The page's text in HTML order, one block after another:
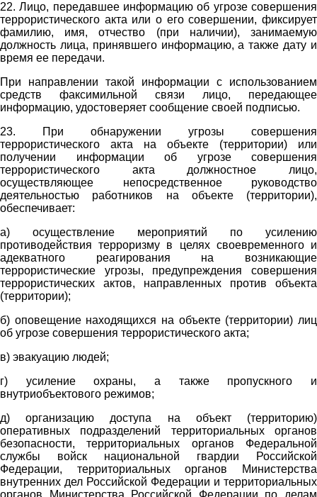
22. Лицо, передавшее информацию об угрозе совершения
террористического акта или о его совершении, фиксирует
фамилию, имя, отчество (при наличии), занимаемую
должность лица, принявшего информацию, а также дату и
время ее передачи.
При направлении такой информации с использованием
средств факсимильной связи лицо, передающее
информацию, удостоверяет сообщение своей подписью.
23. При обнаружении угрозы совершения
террористического акта на объекте (территории) или
получении информации об угрозе совершения
террористического акта должностное лицо,
осуществляющее непосредственное руководство
деятельностью работников на объекте (территории),
обеспечивает:
а) осуществление мероприятий по усилению
противодействия терроризму в целях своевременного и
адекватного реагирования на возникающие
террористические угрозы, предупреждения совершения
террористических актов, направленных против объекта
(территории);
б) оповещение находящихся на объекте (территории) лиц
об угрозе совершения террористического акта;
в) эвакуацию людей;
г) усиление охраны, а также пропускного и
внутриобъектового режимов;
д) организацию доступа на объект (территорию)
оперативных подразделений территориальных органов
безопасности, территориальных органов Федеральной
службы войск национальной гвардии Российской
Федерации, территориальных органов Министерства
внутренних дел Российской Федерации и территориальных